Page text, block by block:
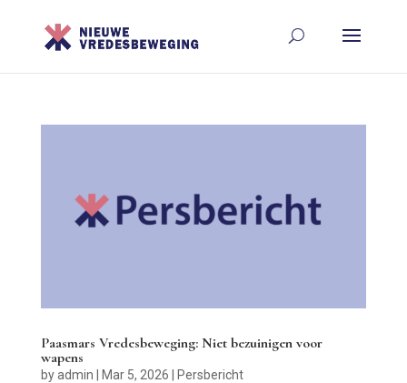
Paasmars Vredesbeweging: Niet bezuinigen voor
wapens
byadmin | Mar 5, 2026 | Persbericht